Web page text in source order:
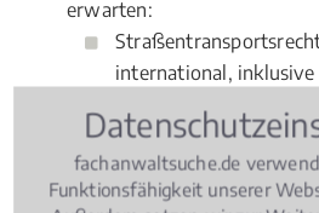
erwarten:
international, inklusive
des Transports
Rechtsfragen zum
fachanwaltsuche.de
Funktionsfähigkeit unserer